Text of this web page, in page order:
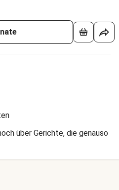
über Gerichte, die genauso